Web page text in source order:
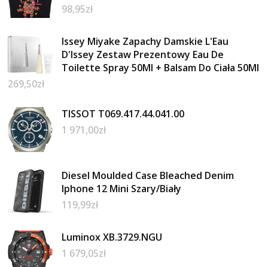
98,95zł
Issey Miyake Zapachy Damskie L'Eau
D'Issey Zestaw Prezentowy Eau De
Toilette Spray 50Ml + Balsam Do Ciała 50Ml
269,50zł
TISSOT T069.417.44.041.00
1 971,00zł
Diesel Moulded Case Bleached Denim
Iphone 12 Mini Szary/Biały
119,99zł
Luminox XB.3729.NGU
1 679,05zł